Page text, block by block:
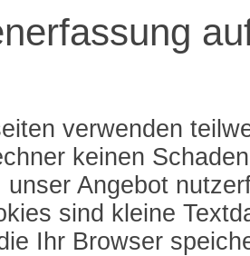
verwenden
keinen
unser Angebot
sind kleine
Ihr Browser